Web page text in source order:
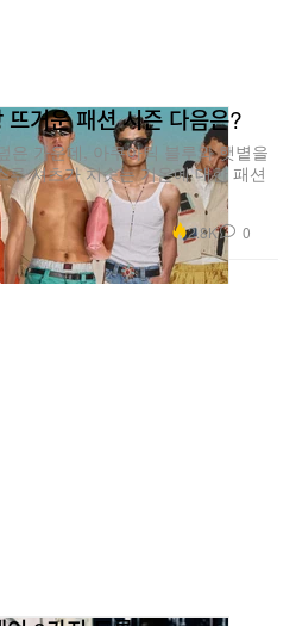
거운 패션 시즌 다음은?
은 가운데, 아쿠아틱 블루와 햇볕을
루 셔츠가 치솟는 기온에 대한 패션
2.8K 0